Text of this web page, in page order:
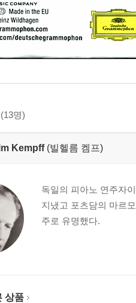
(13명)
Kempff (빌헬름 켐프)
독일의 피아노 연주자
지냈고 포츠담의 마르
주로 유명했다.
상품